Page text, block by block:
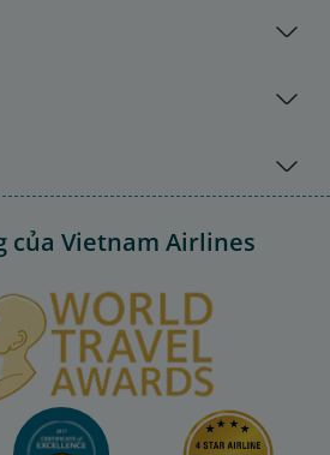
của Vietnam Airlines